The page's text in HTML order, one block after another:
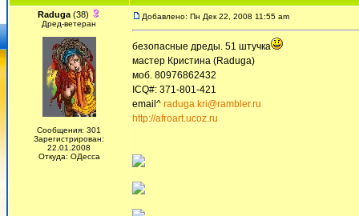
Raduga (38)
Дред-ветеран
Сообщения: 301
Зарегистрирован:
22.01.2008
Откуда: ОДесса
Добавлено: Пн Дек 22, 2008 11:55 am
безопасные дреды. 51 штучка
мастер Кристина (Raduga)
моб. 80976862432
ICQ#: 371-801-421
email^ raduga.kri@rambler.ru
http://afroart.ucoz.ru